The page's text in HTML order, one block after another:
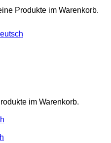
Produkte im Warenkorb.
im Warenkorb.